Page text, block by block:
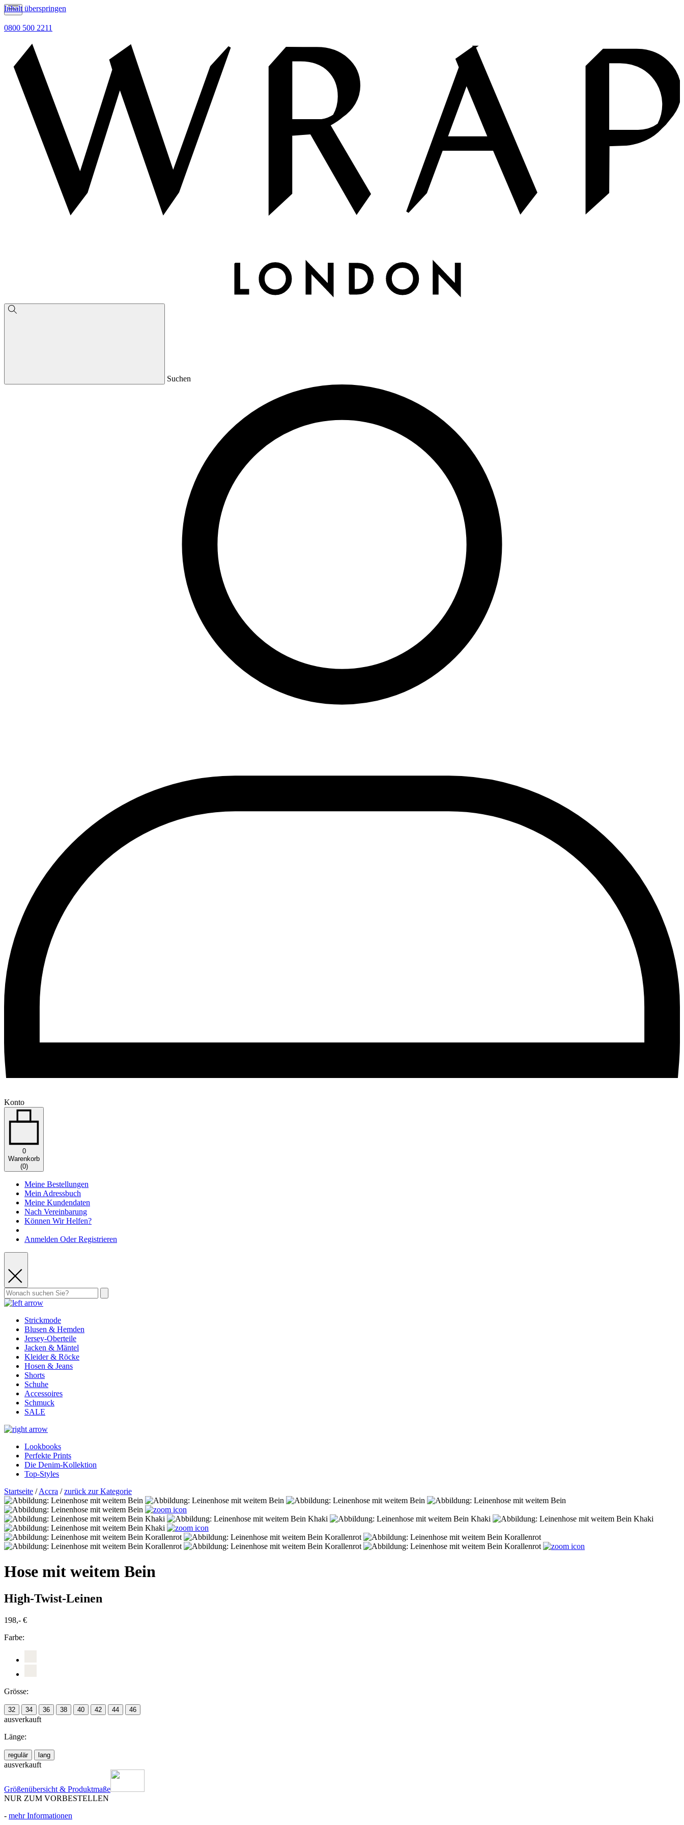
Inhalt überspringen
0800 500 2211
Suchen
Konto
0
Warenkorb
(0)
Meine Bestellungen
Mein Adressbuch
Meine Kundendaten
Nach Vereinbarung
Können Wir Helfen?
Anmelden Oder Registrieren
Strickmode
Blusen & Hemden
Jersey-Oberteile
Jacken & Mäntel
Kleider & Röcke
Hosen & Jeans
Shorts
Schuhe
Accessoires
Schmuck
SALE
Lookbooks
Perfekte Prints
Die Denim-Kollektion
Top-Styles
Startseite /Accra /zurück zur Kategorie
Hose mit weitem Bein
High-Twist-Leinen
198,- €
Farbe:
Grösse:
32 34 36 38 40 42 44 46
ausverkauft
Länge:
regulär lang
ausverkauft
Größenübersicht & Produktmaße
NUR ZUM VORBESTELLEN
- mehr Informationen